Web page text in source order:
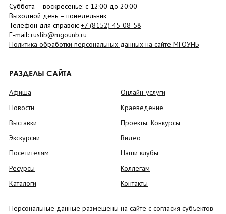
Суббота – воскресенье: c 12:00 до 20:00
Выходной день – понедельник
Телефон для справок: +7 (8152) 45-08-58
E-mail: ruslib@mgounb.ru
Политика обработки персональных данных на сайте МГОУНБ
РАЗДЕЛЫ САЙТА
Афиша
Новости
Выставки
Экскурсии
Посетителям
Ресурсы
Каталоги
Онлайн-услуги
Краеведение
Проекты. Конкурсы
Видео
Наши клубы
Коллегам
Контакты
Персональные данные размещены на сайте с согласия субъектов